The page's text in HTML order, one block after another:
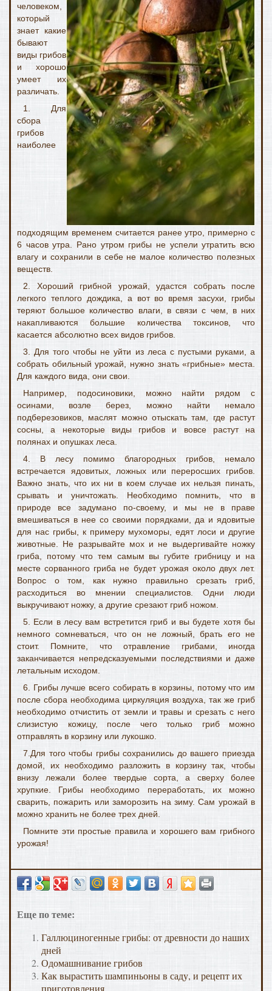
человеком,
который
знает какие
бывают
виды грибов
и хорошо
умеет их
различать.
1. Для
сбора
грибов
наиболее
подходящим временем считается ранее утро, примерно с
6 часов утра. Рано утром грибы не успели утратить всю
влагу и сохранили в себе не малое количество полезных
веществ.
2. Хороший грибной урожай, удастся собрать после
легкого теплого дождика, а вот во время засухи, грибы
теряют большое количество влаги, в связи с чем, в них
накапливаются большие количества токсинов, что
касается абсолютно всех видов грибов.
3. Для того чтобы не уйти из леса с пустыми руками, а
собрать обильный урожай, нужно знать «грибные» места.
Для каждого вида, они свои.
Например, подосиновики, можно найти рядом с
осинами, возле берез, можно найти немало
подберезовиков, маслят можно отыскать там, где растут
сосны, а некоторые виды грибов и вовсе растут на
полянах и опушках леса.
4. В лесу помимо благородных грибов, немало
встречается ядовитых, ложных или переросших грибов.
Важно знать, что их ни в коем случае их нельзя пинать,
срывать и уничтожать. Необходимо помнить, что в
природе все задумано по-своему, и мы не в праве
вмешиваться в нее со своими порядками, да и ядовитые
для нас грибы, к примеру мухоморы, едят лоси и другие
животные. Не разрывайте мох и не выдергивайте ножку
гриба, потому что тем самым вы губите грибницу и на
месте сорванного гриба не будет урожая около двух лет.
Вопрос о том, как нужно правильно срезать гриб,
расходиться во мнении специалистов. Одни люди
выкручивают ножку, а другие срезают гриб ножом.
5. Если в лесу вам встретится гриб и вы будете хотя бы
немного сомневаться, что он не ложный, брать его не
стоит. Помните, что отравление грибами, иногда
заканчивается непредсказуемыми последствиями и даже
летальным исходом.
6. Грибы лучше всего собирать в корзины, потому что им
после сбора необходима циркуляция воздуха, так же гриб
необходимо отчистить от земли и травы и срезать с него
слизистую кожицу, после чего только гриб можно
отправлять в корзину или лукошко.
7.Для того чтобы грибы сохранились до вашего приезда
домой, их необходимо разложить в корзину так, чтобы
внизу лежали более твердые сорта, а сверху более
хрупкие. Грибы необходимо переработать, их можно
сварить, пожарить или заморозить на зиму. Сам урожай в
можно хранить не более трех дней.
Помните эти простые правила и хорошего вам грибного
урожая!
Еще по теме:
Галлюциногенные грибы: от древности до наших
дней
Одомашнивание грибов
Как вырастить шампиньоны в саду, и рецепт их
приготовления